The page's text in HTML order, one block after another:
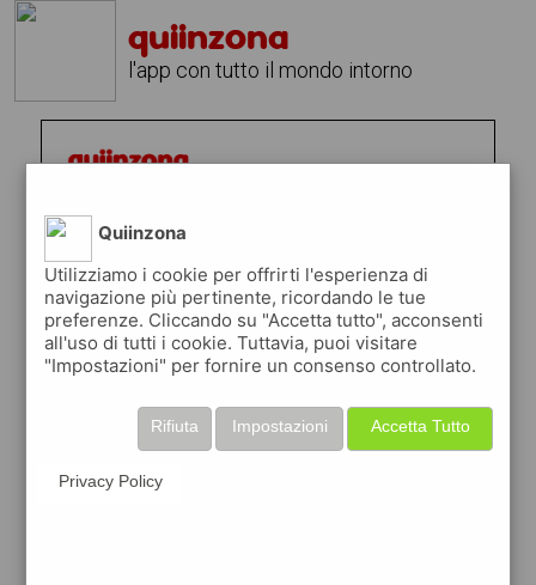
quiinzona
l'app con tutto il mondo intorno
Quiinzona
Utilizziamo i cookie per offrirti l'esperienza di
navigazione più pertinente, ricordando le tue
preferenze. Cliccando su "Accetta tutto", acconsenti
all'uso di tutti i cookie. Tuttavia, puoi visitare
"Impostazioni" per fornire un consenso controllato.
Accetta Tutto
Impostazioni
Rifiuta
Privacy Policy